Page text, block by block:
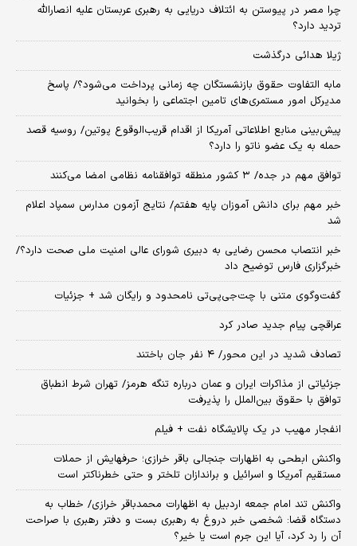
چرا مصر در پیوستن به ائتلاف دریایی به رهبری عربستان علیه انصارالله
تردید دارد؟
ژیلا هدائی درگذشت
مابه التفاوت حقوق بازنشستگان چه زمانی پرداخت می‌شود؟/ پاسخ
مدیرکل امور مستمری‌های تامین اجتماعی را بخوانید
پیش‌بینی منابع اطلاعاتی آمریکا از اقدام قریب‌الوقوع پوتین/ روسیه قصد
حمله به یک عضو ناتو را دارد؟
توافق مهم در جده/ ۳ کشور منطقه توافقنامه نظامی امضا می‌کنند
خبر مهم برای دانش آموزان پایه هفتم/ نتایج آزمون مدارس سمپاد اعلام
شد
خبر انتصاب محسن رضایی به دبیری شورای عالی امنیت ملی صحت دارد؟/
خبرگزاری فارس توضیح داد
گفت‌وگوی متنی با چت‌جی‌پی‌تی نامحدود و رایگان شد + جزئیات
عراقچی پیام جدید صادر کرد
تصادف شدید در این محور/ ۴ نفر جان باختند
جزئیاتی از مذاکرات ایران و عمان درباره تنگه هرمز/ تهران شرط انطباق
توافق با حقوق بین‌الملل را پذیرفت
انفجار مهیب در یک پالایشگاه نفت + فیلم
واکنش ابطحی به اظهارات جنجالی باقر خرازی؛ حرفهایش از حملات
مستقیم آمریکا و اسرائیل و براندازان تلختر و حتی خطرناکتر است
واکنش تند امام جمعه اردبیل به اظهارات محمدباقر خرازی/ خطاب به
دستگاه قضا: شخصی خبر دروغ به رهبری بست و دفتر رهبری با صراحت
آن را رد کرد، آیا این جرم است یا خیر؟